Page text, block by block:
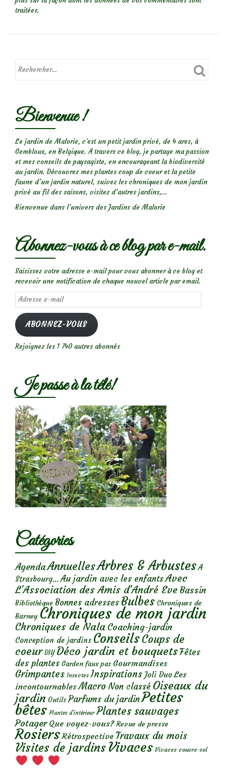
traitées.
Bienvenue !
Le jardin de Malorie, c'est un petit jardin privé, de 4 ares, à
Gembloux, en Belgique. A travers ce blog, je partage ma passion
et mes conseils de paysagiste, en encourageant la biodiversité
au jardin. Découvrez mes plantes coup de coeur et la petite
faune d’un jardin naturel, suivez les chroniques de mon jardin
privé au fil des saisons, visitez d’autres jardins,...
Bienvenue dans l’univers des Jardins de Malorie
Abonnez-vous à ce blog par e-mail.
Saisissez votre adresse e-mail pour vous abonner à ce blog et
recevoir une notification de chaque nouvel article par email.
Adresse
e-
mail
ABONNEZ-VOUS
Rejoignez les 1 740 autres abonnés
Je passe à la télé!
Catégories
AgendaAnnuellesArbres & Arbustes A
Strasbourg... Au jardin avec les enfantsAvec
L'Association des Amis d'André Eve Bassin
Bibliothèque Bonnes adresses Bulbes Chroniques de
Barney Chroniques de mon jardin
Chroniques de Nala Coaching-jardin
Conception de jardins ConseilsCoups de
coeur DIY Déco jardin et bouquetsFêtes
des plantes Garden faux pas Gourmandises
Grimpantes Insectes Inspirations Joli Duo Les
incontournables Macro Non classé Oiseaux du
jardin Outils Parfums du jardinPetites
bêtes Plantes d’intérieur Plantes sauvages
Potager Que voyez-vous? Revue de presse
Rosiers Rétrospective Travaux du mois
Visites de jardins Vivaces Vivaces couvre-sol